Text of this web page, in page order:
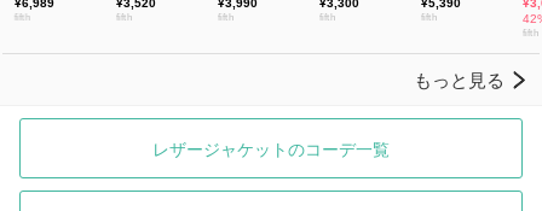
レザージャケットのコーデ一覧